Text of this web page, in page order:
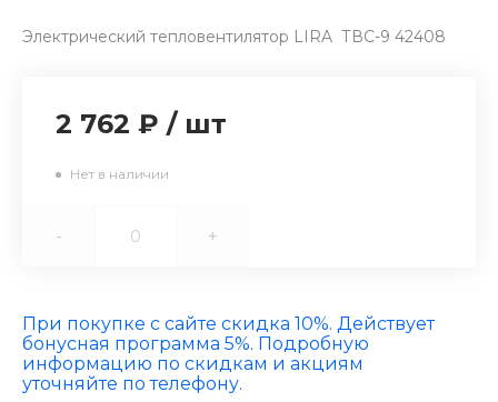
Электрический тепловентилятор LIRA ТВС-9 42408
2 762 ₽ / шт
Нет в наличии
- +
При покупке с сайте скидка 10%. Действует
бонусная программа 5%. Подробную
информацию по скидкам и акциям
уточняйте по телефону.